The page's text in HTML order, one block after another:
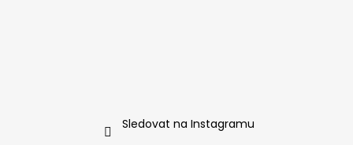
Sledovat na Instagramu